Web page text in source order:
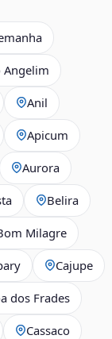
Angelim
Anil
Apicum
Aurora
Belira
Milagre
Cajupe
dos Frades
Cassaco